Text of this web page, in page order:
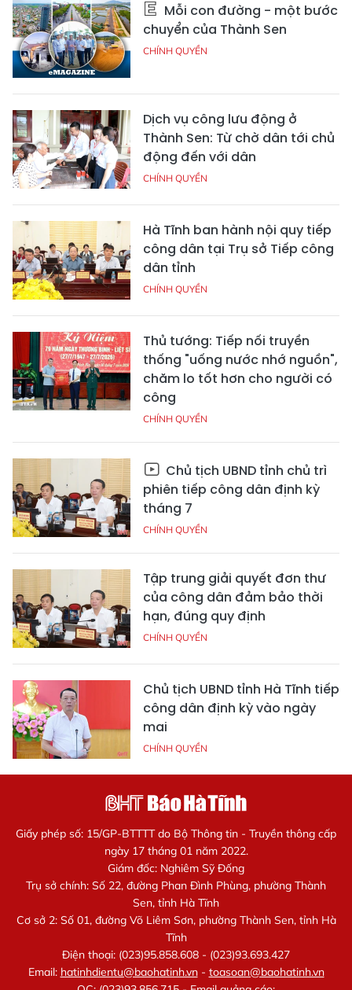
Mỗi con đường - một bước
chuyển của Thành Sen
CHÍNH QUYỀN
Dịch vụ công lưu động ở
Thành Sen: Từ chờ dân tới chủ
động đến với dân
CHÍNH QUYỀN
Hà Tĩnh ban hành nội quy tiếp
công dân tại Trụ sở Tiếp công
dân tỉnh
CHÍNH QUYỀN
Thủ tướng: Tiếp nối truyền
thống "uống nước nhớ nguồn",
chăm lo tốt hơn cho người có
công
CHÍNH QUYỀN
Chủ tịch UBND tỉnh chủ trì
phiên tiếp công dân định kỳ
tháng 7
CHÍNH QUYỀN
Tập trung giải quyết đơn thư
của công dân đảm bảo thời
hạn, đúng quy định
CHÍNH QUYỀN
Chủ tịch UBND tỉnh Hà Tĩnh tiếp
công dân định kỳ vào ngày
mai
CHÍNH QUYỀN
Giấy phép số: 15/GP-BTTTT do Bộ Thông tin - Truyền thông cấp
ngày 17 tháng 01 năm 2022.
Giám đốc: Nghiêm Sỹ Đống
Trụ sở chính: Số 22, đường Phan Đình Phùng, phường Thành
Sen, tỉnh Hà Tĩnh
Cơ sở 2: Số 01, đường Võ Liêm Sơn, phường Thành Sen, tỉnh Hà
Tĩnh
Điện thoại: (023)95.858.608 - (023)93.693.427
Email: hatinhdientu@baohatinh.vn- toasoan@baohatinh.vn